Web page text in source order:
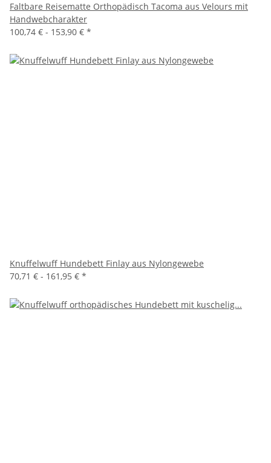
Faltbare Reisematte Orthopädisch Tacoma aus Velours mit
Handwebcharakter
100,74 € - 153,90 € *
Knuffelwuff Hundebett Finlay aus Nylongewebe
70,71 € - 161,95 € *